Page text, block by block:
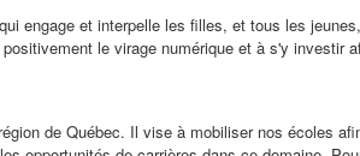
engage et interpelle les filles, et tous les
le virage numérique et à s'y investir
de Québec. Il vise à mobiliser nos écoles